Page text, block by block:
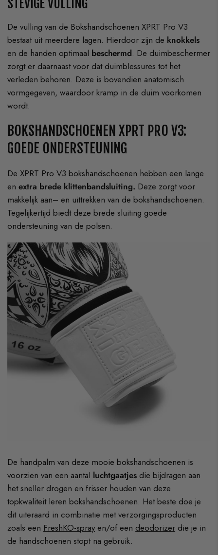
STEVIGE VULLING
De vulling van de Bokshandschoenen XPRT Pro V3
bestaat uit meerdere lagen. Hierdoor zijn de knokkels
en de handen optimaal beschermd. De duimbeschermer
zorgt er daarnaast voor dat duimblessures tot het
verleden behoren. Deze is bovendien anatomisch
vormgegeven, waardoor kramp in de duim voorkomen
wordt.
BOKSHANDSCHOENEN XPRT PRO V3:
GOEDE ONDERSTEUNING
De XPRT Pro V3 bokshandschoenen hebben een lange
enextra brede klittenbandsluiting. Deze zorgt voor
makkelijk aan– en uittrekken van de bokshandschoenen.
Tegelijkertijd biedt deze brede sluiting goede
ondersteuning van de polsen.
De handpalm van deze mooie bokshandschoenen is
voorzien van een aantal luchtgaatjes die bijdragen aan
het sneller drogen en frisser houden van deze
topkwaliteit leren bokshandschoenen. Het beste doe je
dit uiteraard in combinatie met verzorgingsproducten
zoals een FreshKO-sprayen/of een deodorizer die je in
de handschoenen stopt na gebruik.